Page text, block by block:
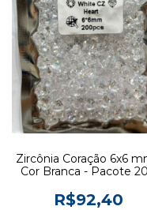
Zircônia Coração 6x6
Cor Branca - Pacote
R$92,40